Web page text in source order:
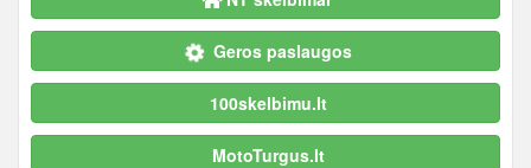
Geros paslaugos
100skelbimu.lt
MotoTurgus.lt